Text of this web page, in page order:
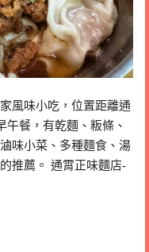
風味小吃，位置距離通
午餐，有乾麵、粄條、
味小菜、多種麵食、湯
推薦。 通霄正味麵店-